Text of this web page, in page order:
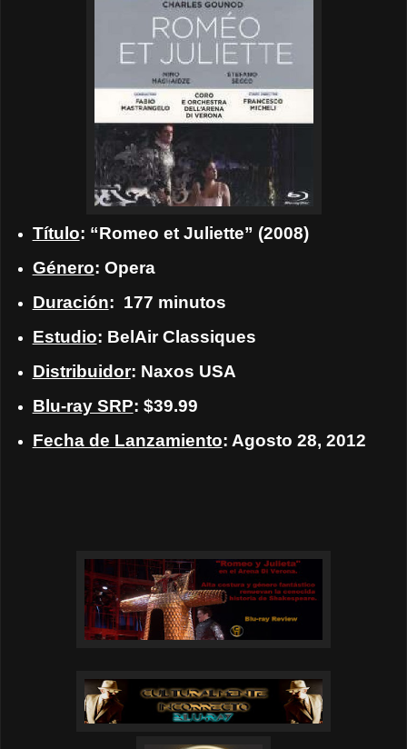
Título: “Romeo et Juliette” (2008)
Género: Opera
Duración: 177 minutos
Estudio: BelAir Classiques
Distribuidor: Naxos USA
Blu-ray SRP: $39.99
Fecha de Lanzamiento: Agosto 28, 2012